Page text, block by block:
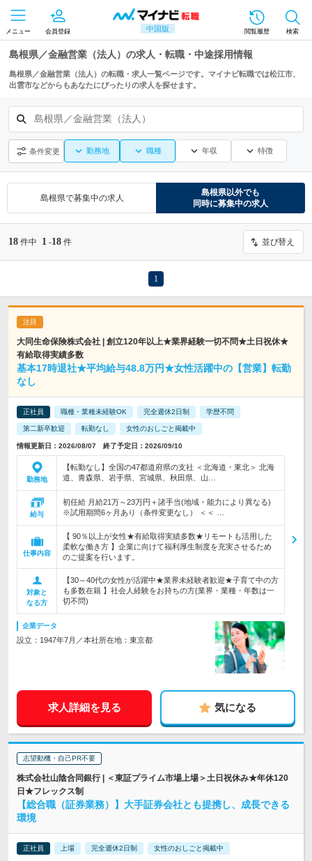
中国版
メニュー 会員登録 閲覧履歴 検索
島根県／金融営業（法人）の求人・転職・中途採用情報
島根県／金融営業（法人）の転職・求人一覧ページです。マイナビ転職では松江市、
出雲市などからもあなたにぴったりの求人を探せます。
島根県／金融営業（法人）
条件変更 勤務地 職種 年収 特徴
島根県で募集中の求人
島根県以外でも
同時に募集中の求人
18 件中 1 -18 件 並び替え
1
大同生命保険株式会社 | 創立120年以上★業界経験一切不問★土日祝休★
有給取得実績多数
基本17時退社★平均給与48.8万円★女性活躍中の【営業】転勤
なし
正社員 職種・業種未経験OK 完全週休2日制 学歴不問
第二新卒歓迎 転勤なし 女性のおしごと掲載中
情報更新日：2026/08/07 終了予定日：2026/09/10
勤務地
【転勤なし】全国の47都道府県の支社 ＜北海道・東北＞ 北海
道、青森県、岩手県、宮城県、秋田県、山…
給与
初任給 月給21万～23万円＋諸手当(地域・能力により異なる)
※試用期間6ヶ月あり（条件変更なし） ＜＜ …
仕事内容
【 90％以上が女性★有給取得実績多数★リモートも活用した
柔軟な働き方 】企業に向けて福利厚生制度を充実させるため
のご提案を行います。
対象と
なる方
【30～40代の女性が活躍中★業界未経験者歓迎★子育て中の方
も多数在籍 】社会人経験をお持ちの方(業界・業種・年数は一
切不問)
企業データ
設立：1947年7月／本社所在地：東京都
求人詳細を見る 気になる
志望動機・自己PR不要
株式会社山陰合同銀行 | ＜東証プライム市場上場＞土日祝休み★年休120
日★フレックス制
【総合職（証券業務）】大手証券会社とも提携し、成長できる
環境
正社員 上場 完全週休2日制 女性のおしごと掲載中